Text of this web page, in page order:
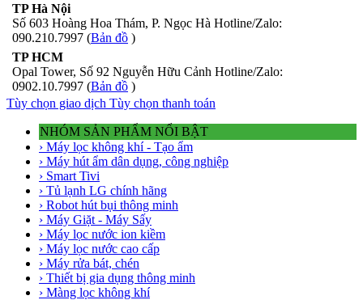
TP Hà Nội
Số 603 Hoàng Hoa Thám, P. Ngọc Hà Hotline/Zalo:
090.210.7997 (Bản đồ )
TP HCM
Opal Tower, Số 92 Nguyễn Hữu Cảnh Hotline/Zalo:
0902.10.7997 (Bản đồ )
Tùy chọn giao dịch Tùy chọn thanh toán
NHÓM SẢN PHẨM NỔI BẬT
› Máy lọc không khí - Tạo ẩm
› Máy hút ẩm dân dụng, công nghiệp
› Smart Tivi
› Tủ lạnh LG chính hãng
› Robot hút bụi thông minh
› Máy Giặt - Máy Sấy
› Máy lọc nước ion kiềm
› Máy lọc nước cao cấp
› Máy rửa bát, chén
› Thiết bị gia dụng thông minh
› Màng lọc không khí